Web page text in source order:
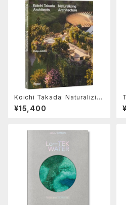
Koichi Takada: Naturalizin
g Architecture
¥15,400